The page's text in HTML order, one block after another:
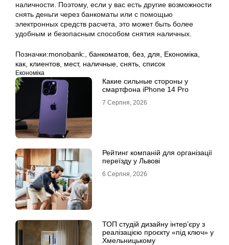
наличности. Поэтому, если у вас есть другие возможности
снять деньги через банкоматы или с помощью
электронных средств расчета, это может быть более
удобным и безопасным способом снятия наличных.
Позначки:monobank: банкоматов без для Економіка
как клиентов мест, наличные снять список
Економіка
Какие сильные стороны у
смартфона iPhone 14 Pro
7 Серпня, 2026
Рейтинг компаній для організації
переїзду у Львові
6 Серпня, 2026
ТОП студій дизайну інтер’єру з
реалізацією проєкту «під ключ» у
Хмельницькому